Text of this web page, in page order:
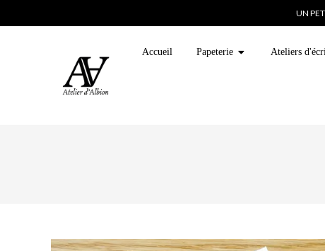
UN
Accueil Papeterie Ateliers